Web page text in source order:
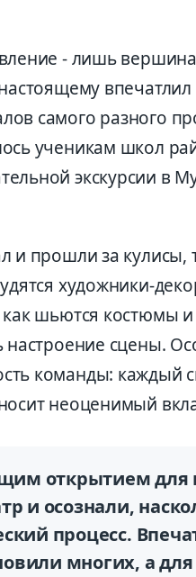
- лишь
впечатлил
самого разного
ученикам школ
экскурсии в
и прошли за кулисы,
художники-
шьются костюмы
настроение сцены.
команды: каждый
неоценимый
открытием
и осознали,
процесс.
многих, а